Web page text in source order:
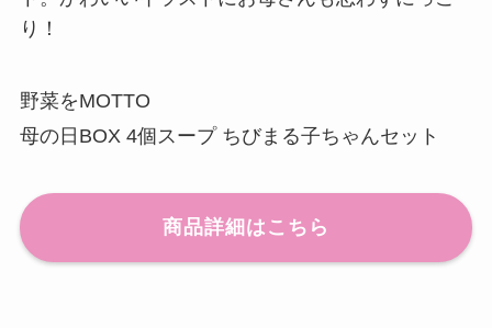
り！
野菜をMOTTO
母の日BOX 4個スープ ちびまる子ちゃんセット
商品詳細はこちら